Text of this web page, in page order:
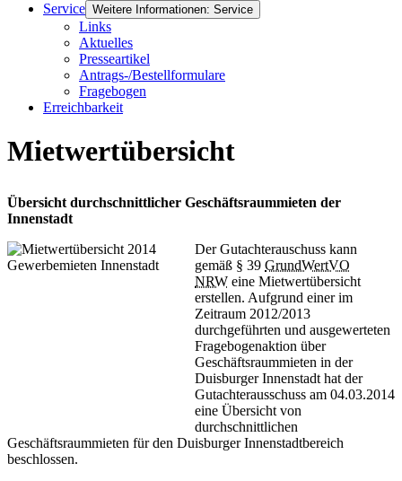
Service Weitere Informationen: Service
Links
Aktuelles
Presseartikel
Antrags-/Bestellformulare
Fragebogen
Erreichbarkeit
Mietwertübersicht
Übersicht durchschnittlicher Geschäftsraummieten der
Innenstadt
Der Gutachterauschuss kann
gemäß § 39 GrundWertVO
NRW eine Mietwertübersicht
erstellen. Aufgrund einer im
Zeitraum 2012/2013
durchgeführten und ausgewerteten
Fragebogenaktion über
Geschäftsraummieten in der
Duisburger Innenstadt hat der
Gutachterausschuss am 04.03.2014
eine Übersicht von
durchschnittlichen
Geschäftsraummieten für den Duisburger Innenstadtbereich
beschlossen.